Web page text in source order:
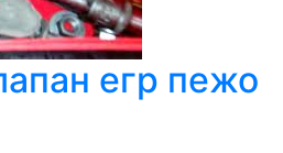
егр пежо